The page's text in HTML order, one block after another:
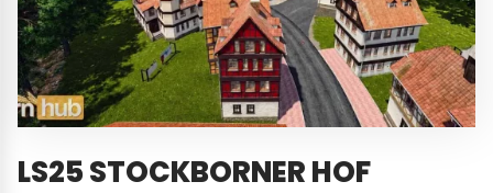
LS25 STOCKBORNER HOF